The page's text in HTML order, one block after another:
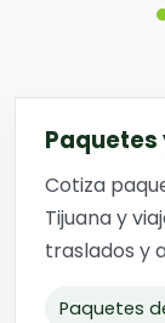
Paquetes
Cotiza
Tijuana y
traslados y
Paquetes